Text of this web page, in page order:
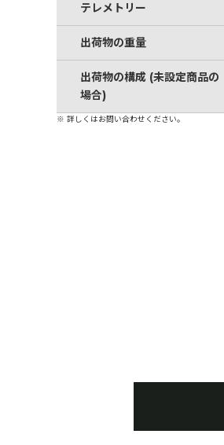
テレメトリー
出荷物の重量
出荷物の構成 (未設定商品の
場合)
※ 詳しくはお問い合わせください。